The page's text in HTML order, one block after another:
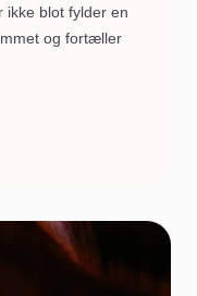
blot fylder en
og fortæller